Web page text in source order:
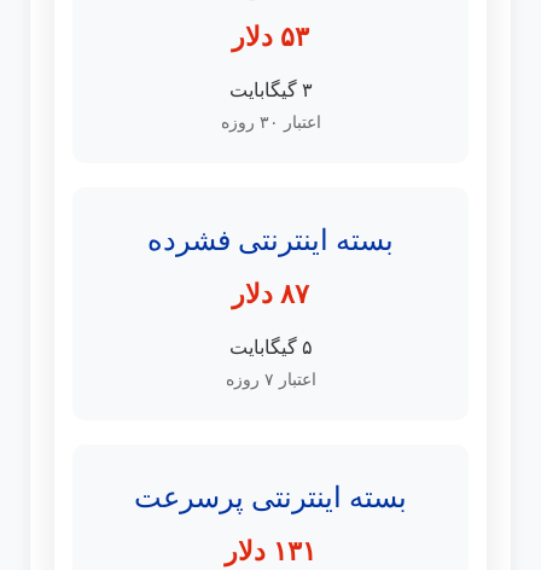
۵۳ دلار
۳ گیگابایت
اعتبار ۳۰ روزه
بسته اینترنتی فشرده
۸۷ دلار
۵ گیگابایت
اعتبار ۷ روزه
بسته اینترنتی پرسرعت
۱۳۱ دلار